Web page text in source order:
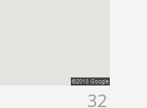
32